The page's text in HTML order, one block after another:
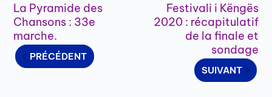
La Pyramide des
Chansons : 33e
marche.
PRÉCÉDENT
Festivali i Këngës
2020 : récapitulatif
de la finale et
sondage
SUIVANT